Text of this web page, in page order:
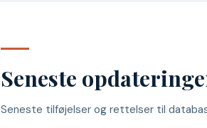
Seneste
Seneste tilføjelser og rettelser til